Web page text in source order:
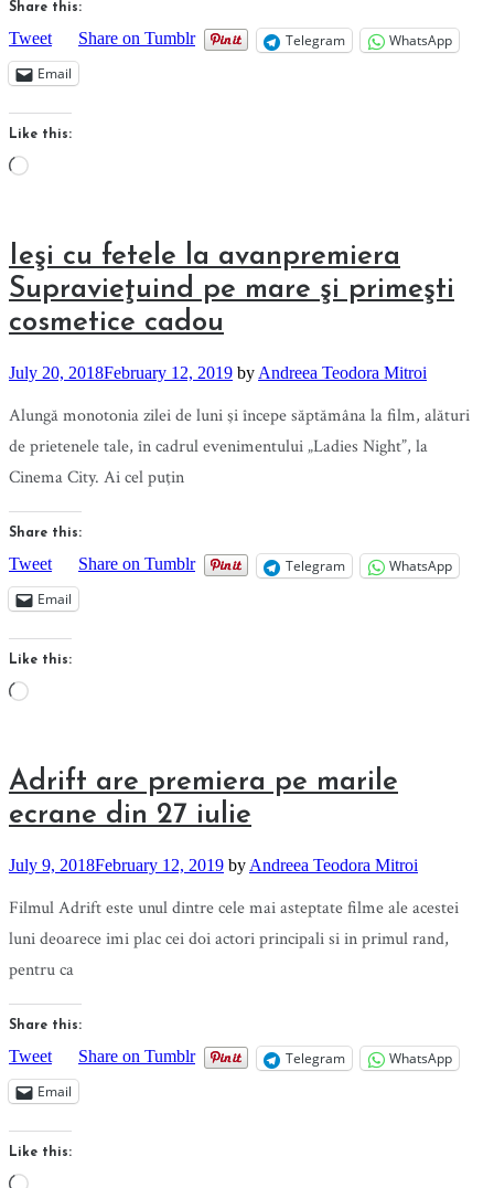
Share this:
Tweet Share on Tumblr Telegram
WhatsApp
Email
Like this:
Loading…
Ieşi cu fetele la avanpremiera
Supravieţuind pe mare şi primeşti
cosmetice cadou
July 20, 2018February 12, 2019 by Andreea Teodora Mitroi
Alungă monotonia zilei de luni şi începe săptămâna la film, alături
de prietenele tale, în cadrul evenimentului „Ladies Night”, la
Cinema City. Ai cel puţin
Share this:
Tweet Share on Tumblr Telegram
WhatsApp
Email
Like this:
Loading…
Adrift are premiera pe marile
ecrane din 27 iulie
July 9, 2018February 12, 2019 byAndreea Teodora Mitroi
Filmul Adrift este unul dintre cele mai asteptate filme ale acestei
luni deoarece imi plac cei doi actori principali si in primul rand,
pentru ca
Share this:
Tweet Share on Tumblr Telegram
WhatsApp
Email
Like this:
Loading…